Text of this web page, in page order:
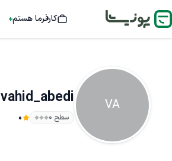
کارفرما هستم
VA
vahid_abedi
سطح ۰ 0